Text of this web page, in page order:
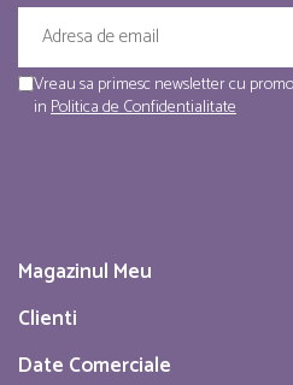
Vreau sa primesc newsletter cu
inPolitica de Confidentialitate
Magazinul Meu
Clienti
Date Comerciale